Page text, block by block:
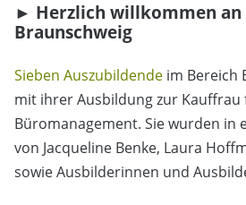
► Herzlich willkommen an
Braunschweig
Sieben Auszubildende im Bereich
mit ihrer Ausbildung zur Kauffrau
Büromanagement. Sie wurden in
von Jacqueline Benke, Laura
sowie Ausbilderinnen und